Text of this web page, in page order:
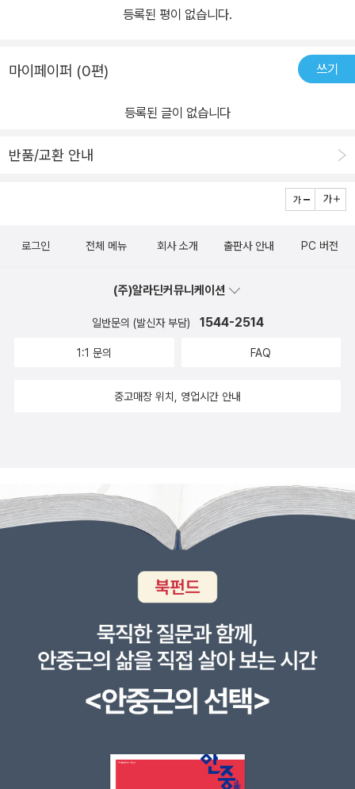
등록된 평이 없습니다.
마이페이퍼 (0편) 쓰기
등록된 글이 없습니다
반품/교환 안내
로그인 전체 메뉴 회사 소개 출판사 안내 PC 버전
(주)알라딘커뮤니케이션
일반문의 (발신자 부담) 1544-2514
1:1 문의 FAQ
중고매장 위치, 영업시간 안내